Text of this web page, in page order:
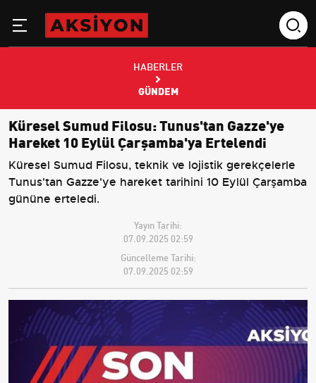
HABERLER
GÜNDEM
Küresel Sumud Filosu: Tunus'tan Gazze'ye
Hareket 10 Eylül Çarşamba'ya Ertelendi
Küresel Sumud Filosu, teknik ve lojistik gerekçelerle
Tunus'tan Gazze'ye hareket tarihini 10 Eylül Çarşamba
gününe erteledi.
Yayın Tarihi:
07.09.2025 02:59
Güncelleme Tarihi:
07.09.2025 02:59